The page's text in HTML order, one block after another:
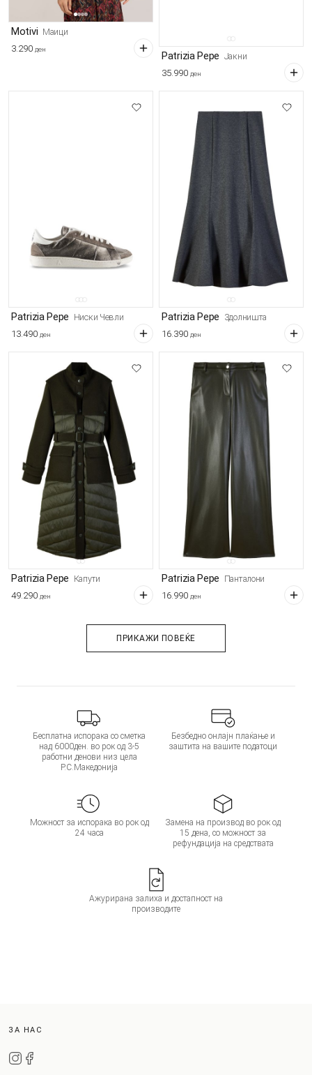
Motivi Маици
3.290 ден
Patrizia Pepe Јакни
35.990 ден
Patrizia Pepe Ниски Чевли
13.490 ден
Patrizia Pepe Здолништа
16.390 ден
Patrizia Pepe Капути
49.290 ден
Patrizia Pepe Панталони
16.990 ден
ПРИКАЖИ ПОВЕЌЕ
Бесплатна испорака со сметка
над 6000ден. во рок од 3-5
работни денови низ цела
Р.С.Македонија
Безбедно онлајн плаќање и
заштита на вашите податоци
Можност за испорака во рок од
24 часа
Замена на производ во рок од
15 дена, со можност за
рефундација на средствата
Ажурирана залиха и достапност на
производите
ЗА НАС